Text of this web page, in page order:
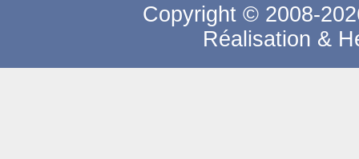
Copyright © 2008-
Réalisation &